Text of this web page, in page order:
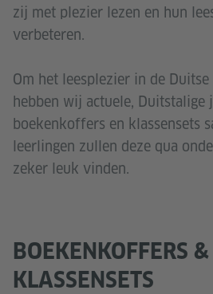
zij met plezier lezen en hun
verbeteren.
Om het leesplezier in de
hebben wij actuele, Duitstalige
boekenkoffers en klassensets
leerlingen zullen deze qua
zeker leuk vinden.
BOEKENKOFFERS &
KLASSENSETS